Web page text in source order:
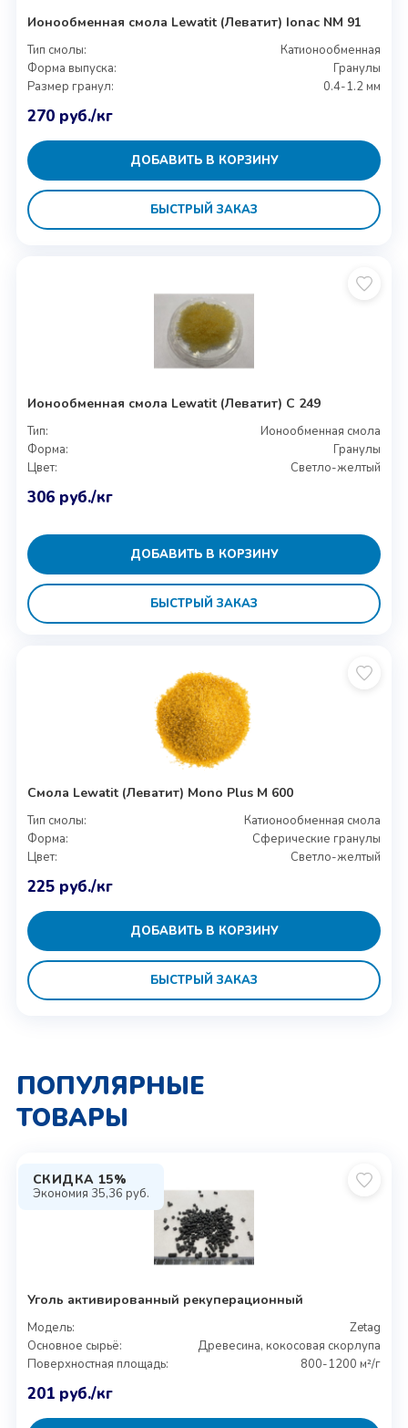
Ионообменная смола Lewatit (Леватит) Ionac NM 91
Тип смолы:
Катионообменная
Форма выпуска:
Гранулы
Размер гранул:
0.4-1.2 мм
270 руб./кг
ДОБАВИТЬ В КОРЗИНУ
БЫСТРЫЙ ЗАКАЗ
Ионообменная смола Lewatit (Леватит) C 249
Тип:
Ионообменная смола
Форма:
Гранулы
Цвет:
Светло-желтый
306 руб./кг
ДОБАВИТЬ В КОРЗИНУ
БЫСТРЫЙ ЗАКАЗ
Смола Lewatit (Леватит) Mono Plus M 600
Тип смолы:
Катионообменная смола
Форма:
Сферические гранулы
Цвет:
Светло-желтый
225 руб./кг
ДОБАВИТЬ В КОРЗИНУ
БЫСТРЫЙ ЗАКАЗ
ПОПУЛЯРНЫЕ
ТОВАРЫ
СКИДКА 15%
Экономия 35,36 руб.
Уголь активированный рекуперационный
Модель:
Zetag
Основное сырьё:
Древесина, кокосовая скорлупа
Поверхностная площадь:
800-1200 м²/г
201 руб./кг